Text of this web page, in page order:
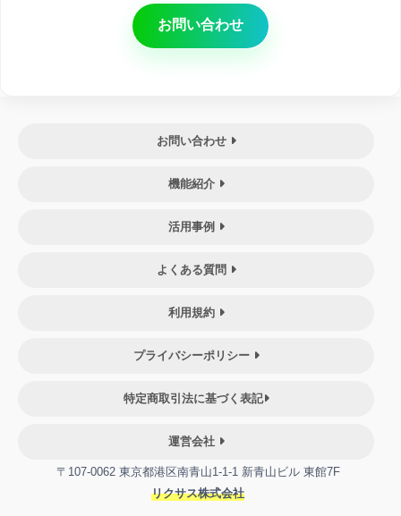
お問い合わせ
お問い合わせ
機能紹介
活用事例
よくある質問
利用規約
プライバシーポリシー
特定商取引法に基づく表記
運営会社
〒107-0062 東京都港区南青山1-1-1 新青山ビル 東館7F
リクサス株式会社